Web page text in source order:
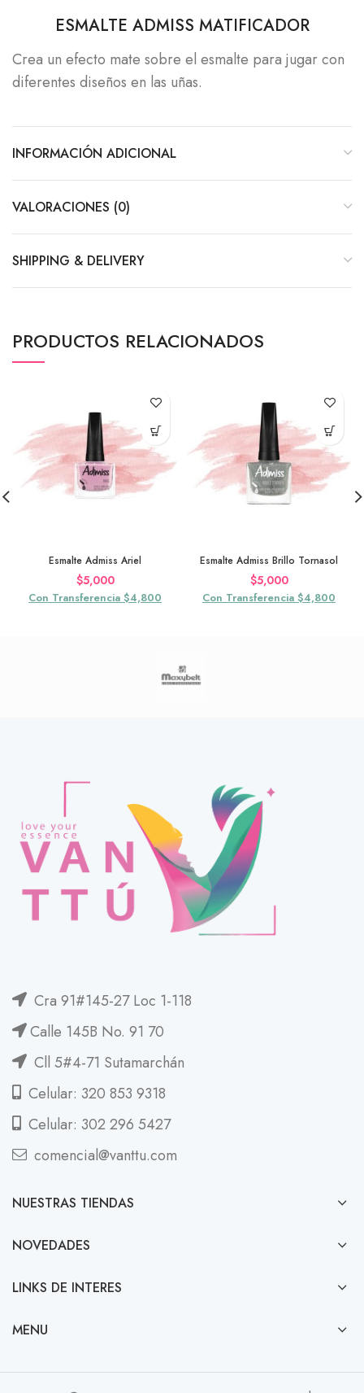
ESMALTE ADMISS MATIFICADOR
Crea un efecto mate sobre el esmalte para jugar con
diferentes diseños en las uñas.
INFORMACIÓN ADICIONAL
VALORACIONES (0)
SHIPPING & DELIVERY
PRODUCTOS RELACIONADOS
Esmalte Admiss Ariel
$5,000
Con Transferencia $4,800
Esmalte Admiss Brillo Tornasol
$5,000
Con Transferencia $4,800
Cra 91#145-27 Loc 1-118
Calle 145B No. 91 70
Cll 5#4-71 Sutamarchán
Celular: 320 853 9318
Celular: 302 296 5427
comencial@vanttu.com
NUESTRAS TIENDAS
NOVEDADES
LINKS DE INTERES
MENU